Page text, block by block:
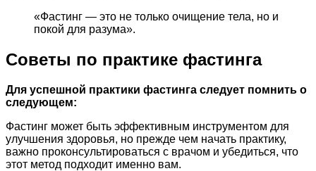
«Фастинг — это не только очищение тела, но и
покой для разума».
Советы по практике фастинга
Для успешной практики фастинга следует помнить о
следующем:
Фастинг может быть эффективным инструментом для
улучшения здоровья, но прежде чем начать практику,
важно проконсультироваться с врачом и убедиться, что
этот метод подходит именно вам.